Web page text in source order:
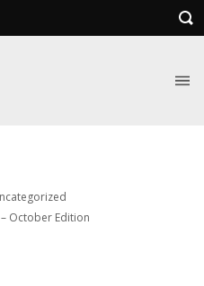
October Edition